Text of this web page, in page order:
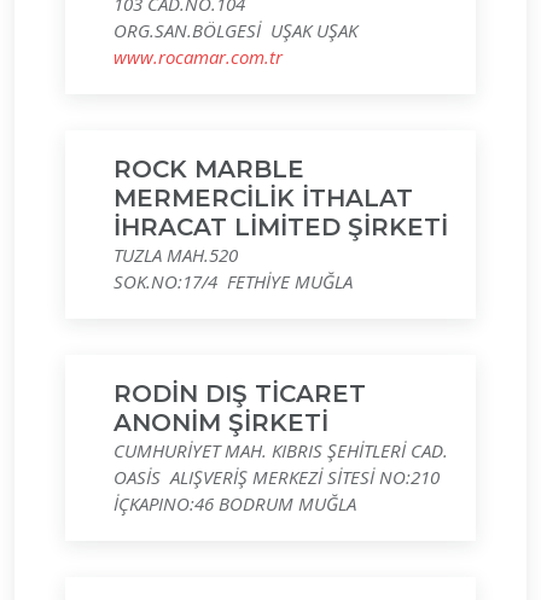
ORG.SAN.BÖLGESİ UŞAK UŞAK
www.rocamar.com.tr
ROCK MARBLE
MERMERCİLİK İTHALAT
İHRACAT LİMİTED ŞİRKETİ
TUZLA MAH.520
SOK.NO:17/4 FETHİYE MUĞLA
RODİN DIŞ TİCARET
ANONİM ŞİRKETİ
CUMHURİYET MAH. KIBRIS ŞEHİTLERİ CAD.
OASİS ALIŞVERİŞ MERKEZİ SİTESİ NO:210
İÇKAPINO:46 BODRUM MUĞLA